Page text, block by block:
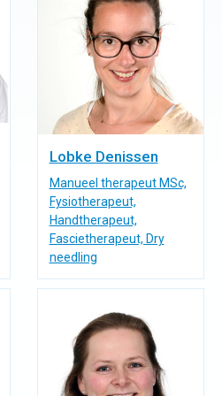
Lobke Denissen
Manueel therapeut MSc,
Fysiotherapeut,
Handtherapeut,
Fascietherapeut, Dry
needling